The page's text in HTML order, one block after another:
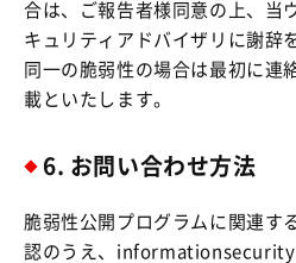
合は、ご報告者様同意の上、当
キュリティアドバイザリに謝辞
同一の脆弱性の場合は最初に連
載といたします。
6. お問い合わせ方法
脆弱性公開プログラムに関連す
認のうえ、